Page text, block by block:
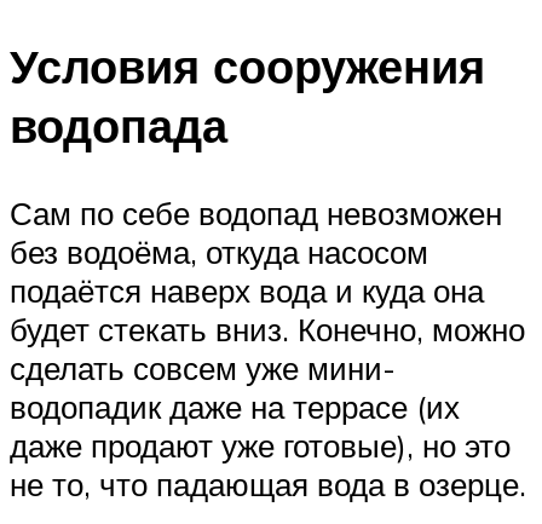
Условия сооружения
водопада
Сам по себе водопад невозможен
без водоёма, откуда насосом
подаётся наверх вода и куда она
будет стекать вниз. Конечно, можно
сделать совсем уже мини-
водопадик даже на террасе (их
даже продают уже готовые), но это
не то, что падающая вода в озерце.